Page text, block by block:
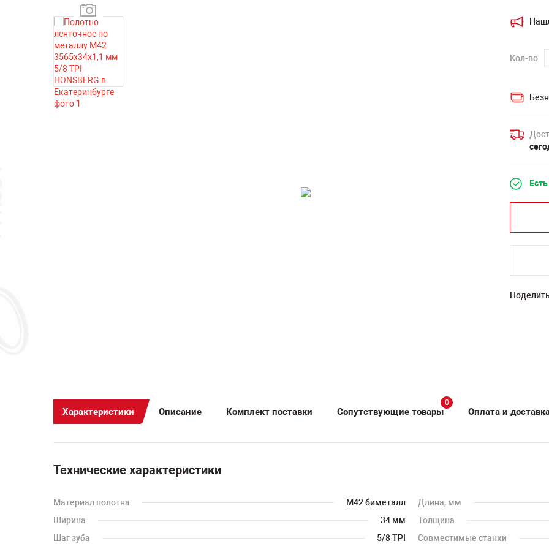
Кол-во
Характеристики Описание Комплект поставки Сопутствующие товары
0
Оплата и
Технические характеристики
Материал полотна M42 биметалл
Длина, мм
Ширина
34 мм
Толщина
Шаг зуба
5/8 TPI Совместимые станки